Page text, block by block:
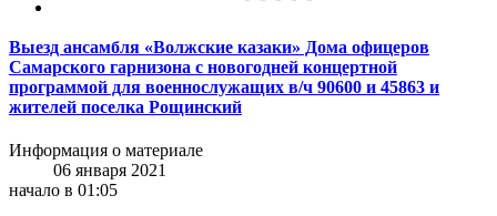
Выезд ансамбля «Волжские казаки» Дома офицеров
Самарского гарнизона с новогодней концертной
программой для военнослужащих в/ч 90600 и 45863 и
жителей поселка Рощинский
Информация о материале
06 января 2021
начало в 01:05